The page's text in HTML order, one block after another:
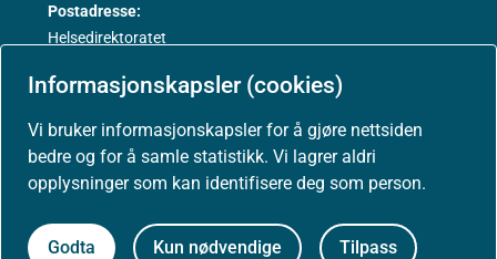
Informasjonskapsler (cookies)
Vi bruker informasjonskapsler for å gjøre nettsiden
bedre og for å samle statistikk. Vi lagrer aldri
opplysninger som kan identifisere deg som person.
Godta Kun nødvendige Tilpass
Postadresse:
Helsedirektoratet
0213 Oslo